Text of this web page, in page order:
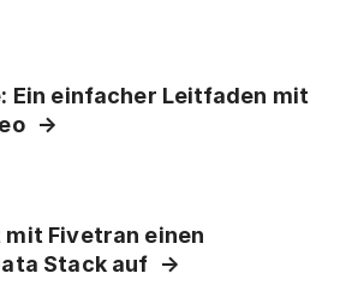
Ein einfacher Leitfaden mit
Fivetran einen
Stack auf